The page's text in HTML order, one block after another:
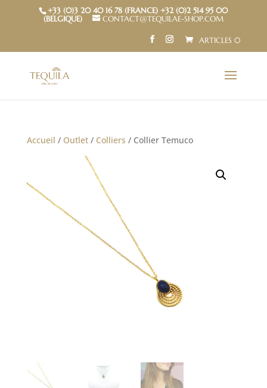
+33 (0)3 20 40 16 78 (FRANCE) +32 (0)2 514 95 00
(BELGIQUE)
CONTACT@TEQUILAE-SHOP.COM
ARTICLES 0
Accueil / Outlet/ Colliers / Collier Temuco